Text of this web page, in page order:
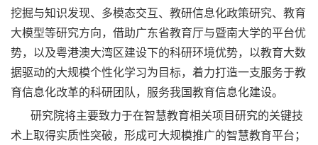
挖掘与知识发现、多模态交互、教研信息化政策研究、教育
大模型等研究方向，借助广东省教育厅与暨南大学的平台优
势，以及粤港澳大湾区建设下的科研环境优势，以教育大数
据驱动的大规模个性化学习为目标，着力打造一支服务于教
育信息化改革的科研团队，服务我国教育信息化建设。
研究院将主要致力于在智慧教育相关项目研究的关键技
术上取得实质性突破，形成可大规模推广的智慧教育平台；